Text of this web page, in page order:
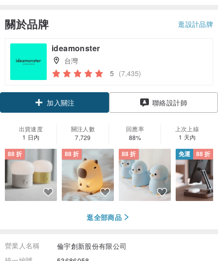
關於品牌 逛設計品牌
ideamonster
台灣
5 (7,435)
加入關注
聯絡設計師
出貨速度
1 日內
關注人數
7,729
回應率
88%
上次上線
1 天內
88 折 88 折 88 折 免運 88 折
逛全部商品
營業人名稱
倫宇創新股份有限公司